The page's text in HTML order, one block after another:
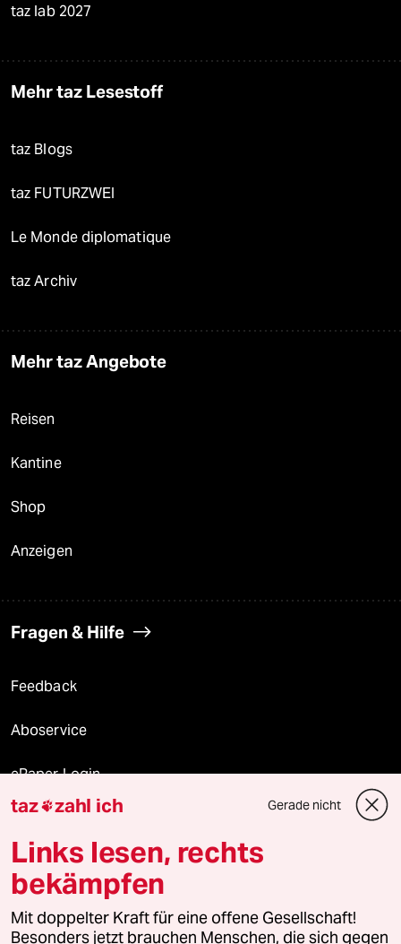
taz lab 2027
Mehr taz Lesestoff
taz Blogs
taz FUTURZWEI
Le Monde diplomatique
taz Archiv
Mehr taz Angebote
Reisen
Kantine
Shop
Anzeigen
Fragen & Hilfe
Feedback
Aboservice
ePaper Login
Downloads für Abonnierende
© 2026 taz Verlags und Vertriebs GmbH
Alle Rechte vorbehalten. Bei rechtlichen Fragen oder für Genehmigungen
wenden Sie sich bitte an
lizenzen@taz.de
taz zahl ich Gerade nicht
Links lesen, rechts
bekämpfen
Mit doppelter Kraft für eine offene Gesellschaft!
Besonders jetzt brauchen Menschen, die sich gegen